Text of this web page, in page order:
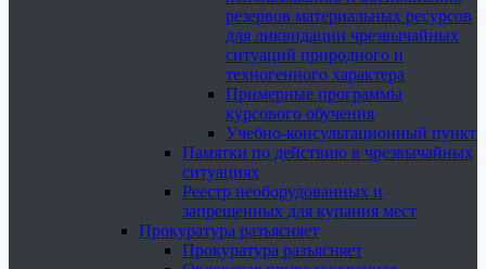
резервов материальных ресурсов
для ликвидации чрезвычайных
ситуаций природного и
техногенного характера
Примерные программы
курсового обучения
Учебно-консультационный пункт
Памятки по действию в чрезвычайных
ситуациях
Реестр необорудованных и
запрещенных для купания мест
Прокуратура разъясняет
Прокуратура разъясняет